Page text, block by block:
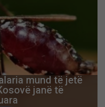
mund të jetë
janë të